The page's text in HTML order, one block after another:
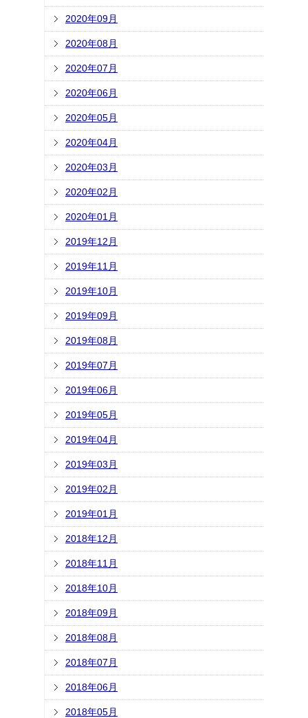
2020年09月
2020年08月
2020年07月
2020年06月
2020年05月
2020年04月
2020年03月
2020年02月
2020年01月
2019年12月
2019年11月
2019年10月
2019年09月
2019年08月
2019年07月
2019年06月
2019年05月
2019年04月
2019年03月
2019年02月
2019年01月
2018年12月
2018年11月
2018年10月
2018年09月
2018年08月
2018年07月
2018年06月
2018年05月